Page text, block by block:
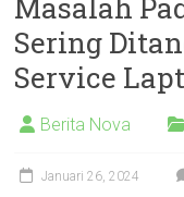
Masalah
Sering
Service
Berita Nova
Januari 26, 2024